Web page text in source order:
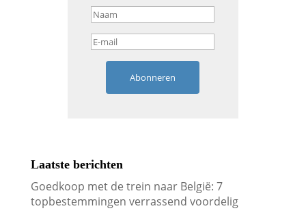
Abonneren
Laatste berichten
Goedkoop met de trein naar België: 7
topbestemmingen verrassend voordelig